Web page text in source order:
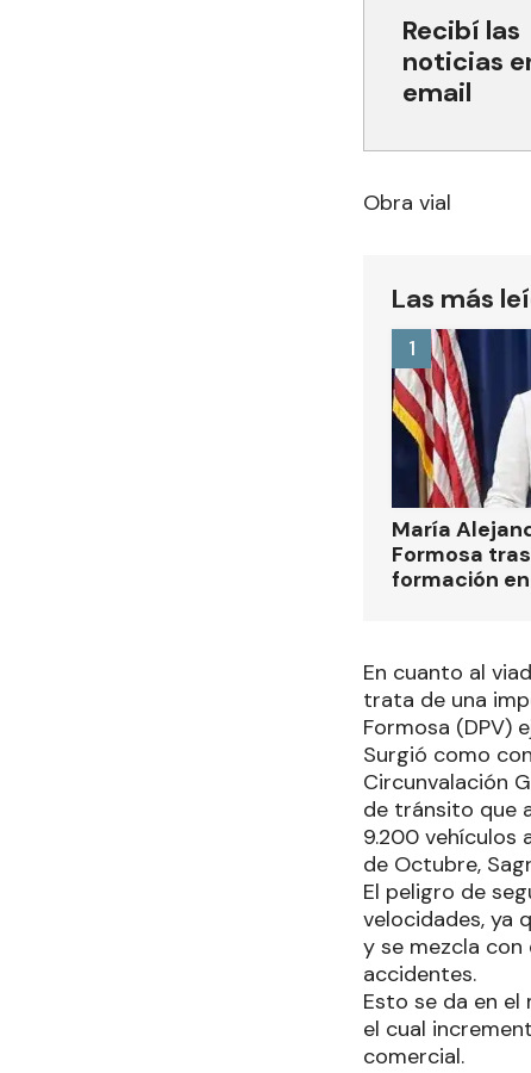
Recibí las
noticias
email
Obra vial
Las más
María
Formosa
formación
1
En cuanto al
trata de una
Formosa (DPV)
Surgió como
Circunvalación
de tránsito que
9.200 vehículos
de Octubre,
El peligro de
velocidades, ya
y se mezcla
accidentes.
Esto se da en
el cual
comercial.